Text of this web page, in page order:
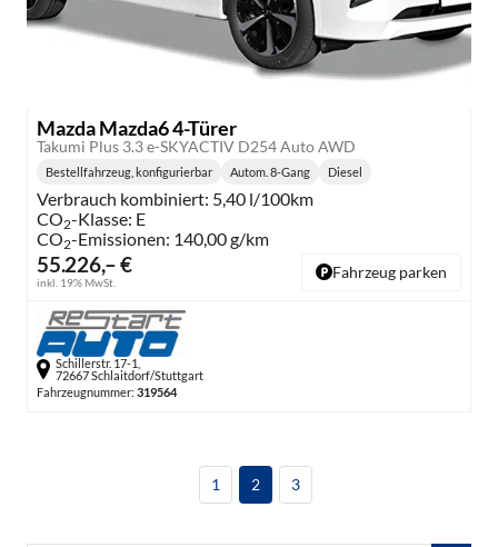
Mazda Mazda6 4-Türer
Takumi Plus 3.3 e-SKYACTIV D254 Auto AWD
55.226,– €
inkl. 19% MwSt.
Bestellfahrzeug, konfigurierbar
Getriebe:
Autom. 8-Gang
Kraftstoff:
Diesel
Verbrauch kombiniert: 5,40 l/100km
CO2-Klasse: E
CO2-Emissionen: 140,00 g/km
Fahrzeug parken
Schillerstr. 17-1,
72667 Schlaitdorf/Stuttgart
Fahrzeugnummer: 319564
1 2 3